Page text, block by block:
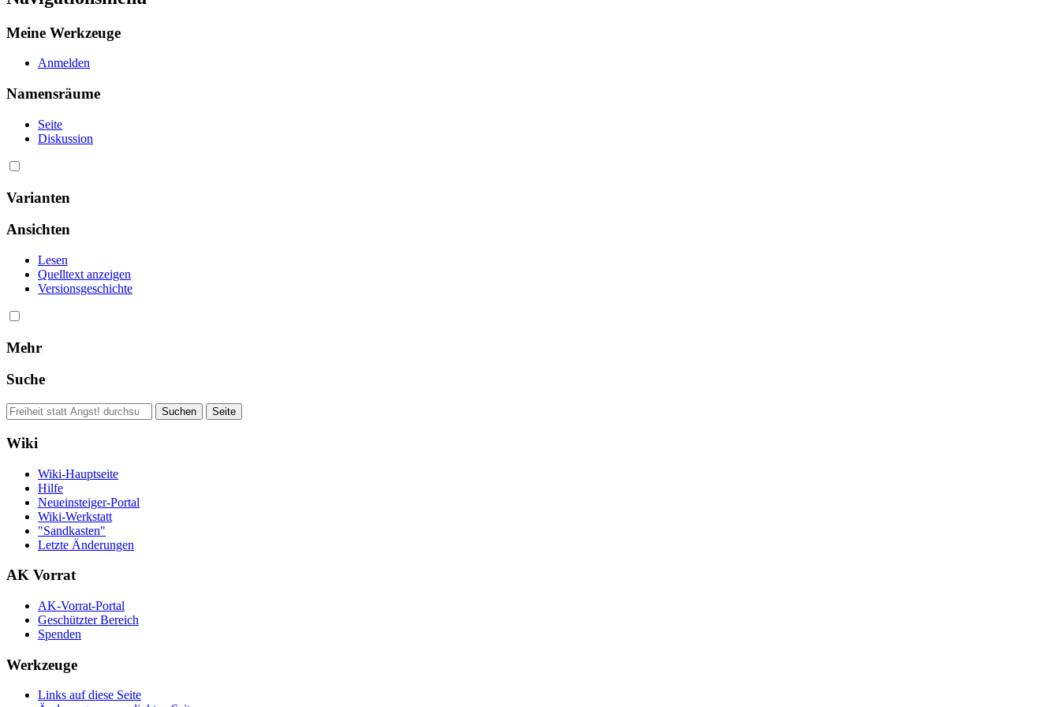
Meine Werkzeuge
Anmelden
Namensräume
Seite
Diskussion
Varianten
Ansichten
Lesen
Quelltext anzeigen
Versionsgeschichte
Mehr
Suche
Wiki
Wiki-Hauptseite
Hilfe
Neueinsteiger-Portal
Wiki-Werkstatt
"Sandkasten"
Letzte Änderungen
AK Vorrat
AK-Vorrat-Portal
Geschützter Bereich
Spenden
Werkzeuge
Links auf diese Seite